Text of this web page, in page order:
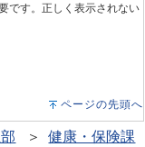
です。正しく表示されない
ページの先頭へ
＞健康・保険課